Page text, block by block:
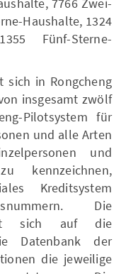
Haushalte, 1324
Fünf-Sterne-
sich in Rongcheng
insgesamt zwölf
Pilotsystem für
und alle Arten
und
kennzeichnen,
Kreditsystem
Die
sich auf die
Datenbank der
die jeweilige